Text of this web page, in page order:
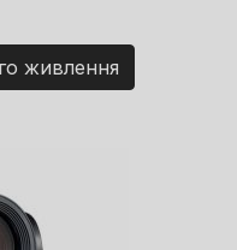
живлення